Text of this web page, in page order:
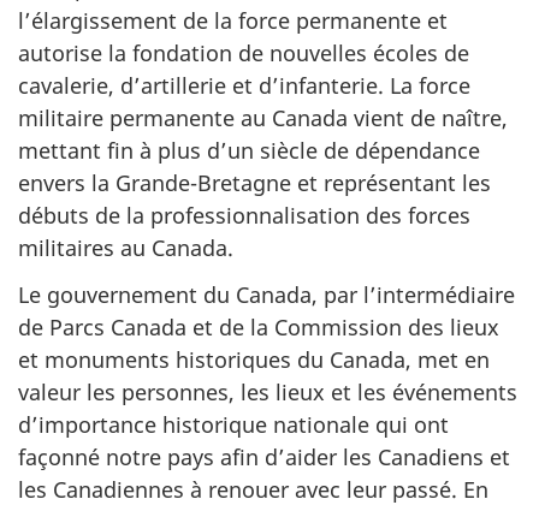
l’élargissement de la force permanente et
autorise la fondation de nouvelles écoles de
cavalerie, d’artillerie et d’infanterie. La force
militaire permanente au Canada vient de naître,
mettant fin à plus d’un siècle de dépendance
envers la Grande-Bretagne et représentant les
débuts de la professionnalisation des forces
militaires au Canada.
Le gouvernement du Canada, par l’intermédiaire
de Parcs Canada et de la Commission des lieux
et monuments historiques du Canada, met en
valeur les personnes, les lieux et les événements
d’importance historique nationale qui ont
façonné notre pays afin d’aider les Canadiens et
les Canadiennes à renouer avec leur passé. En